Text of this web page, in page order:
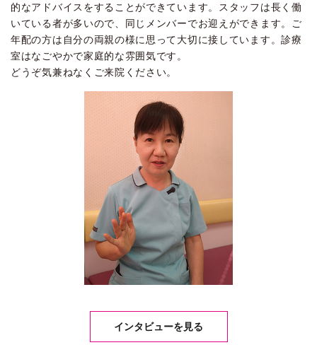
的なアドバイスをすることができています。スタッフは長く働
いている者が多いので、同じメンバーでお迎えができます。ご
年配の方は自分の両親の様に思って大切に接しています。診療
室はなごやかで家庭的な雰囲気です。
どうぞ気兼ねなくご来院ください。
インタビューを見る